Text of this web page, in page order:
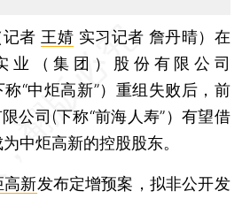
记者 王婧 实习记者 詹丹晴） 在
业（集团）股份有限公司
称“中炬高新”）重组失败后，前
公司(下称“前海人寿”）有望借
中炬高新的控股股东。
高新发布定增预案，拟非公开发